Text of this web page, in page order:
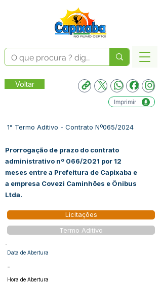
Voltar
Imprimir
1° Termo Aditivo - Contrato Nº065/2024
Prorrogação de prazo do contrato
administrativo nº 066/2021 por 12
meses entre a Prefeitura de Capixaba e
a empresa Covezi Caminhões e Ônibus
Ltda.
Licitações
Termo Aditivo
Data de Abertura
-
Hora de Abertura